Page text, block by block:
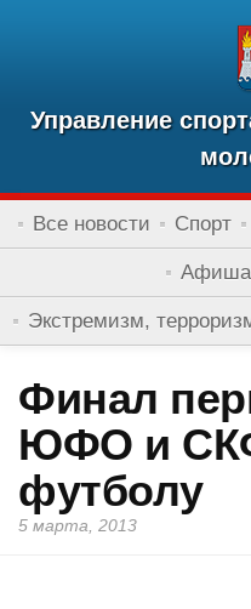
Управление
Все новости Спорт
Афиша
Экстремизм,
Финал
ЮФО и
футболу
5 марта, 2013